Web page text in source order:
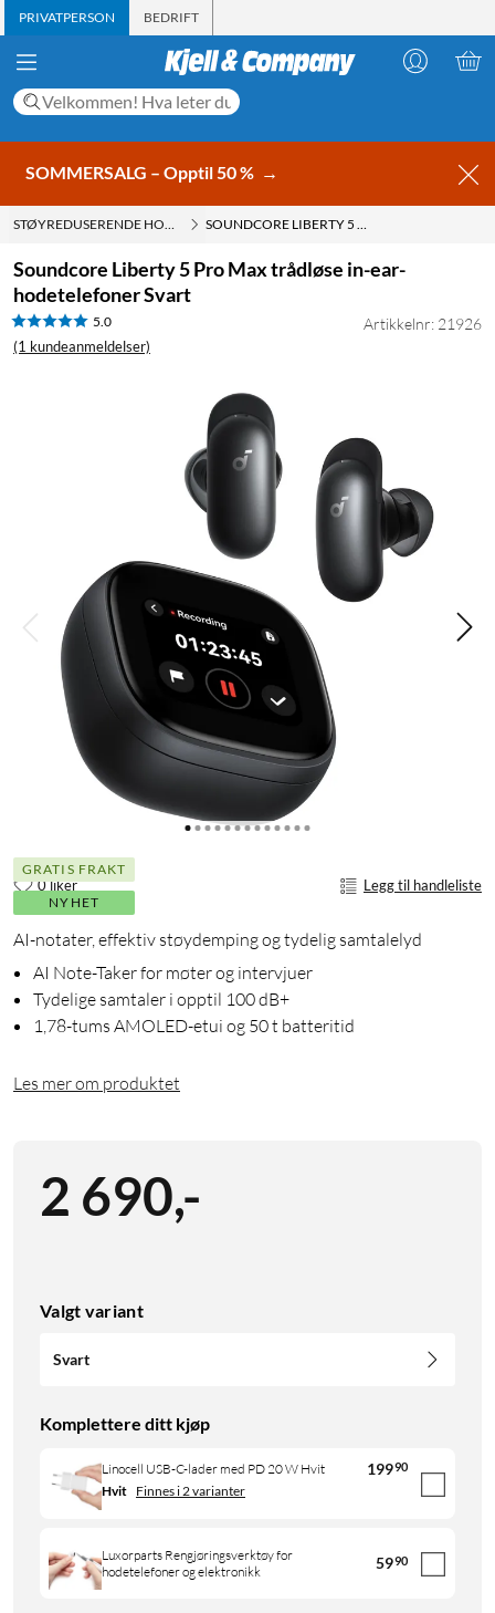
PRIVATPERSON BEDRIFT
SOMMERSALG – Opptil 50 % →
STØYREDUSERENDE HODETELEFONER MED ACTIVE NOISE CANCELLING
SOUNDCORE LIBERTY 5 PRO MAX TRÅDLØSE IN-EAR-HODETELEFONER SVART
Soundcore Liberty 5 Pro Max trådløse in-ear-
hodetelefoner Svart
5.0
(1 kundeanmeldelser)
Artikkelnr: 21926
GRATIS FRAKT
NYHET
0 liker Legg til handleliste
AI-notater, effektiv støydemping og tydelig samtalelyd
AI Note-Taker for møter og intervjuer
Tydelige samtaler i opptil 100 dB+
1,78-tums AMOLED-etui og 50 t batteritid
Les mer om produktet
2 690,-
Valgt variant
Svart
Komplettere ditt kjøp
Linocell USB-C-lader med PD 20 W Hvit 19990
Hvit Finnes i 2 varianter
Luxorparts Rengjøringsverktøy for
hodetelefoner og elektronikk
5990